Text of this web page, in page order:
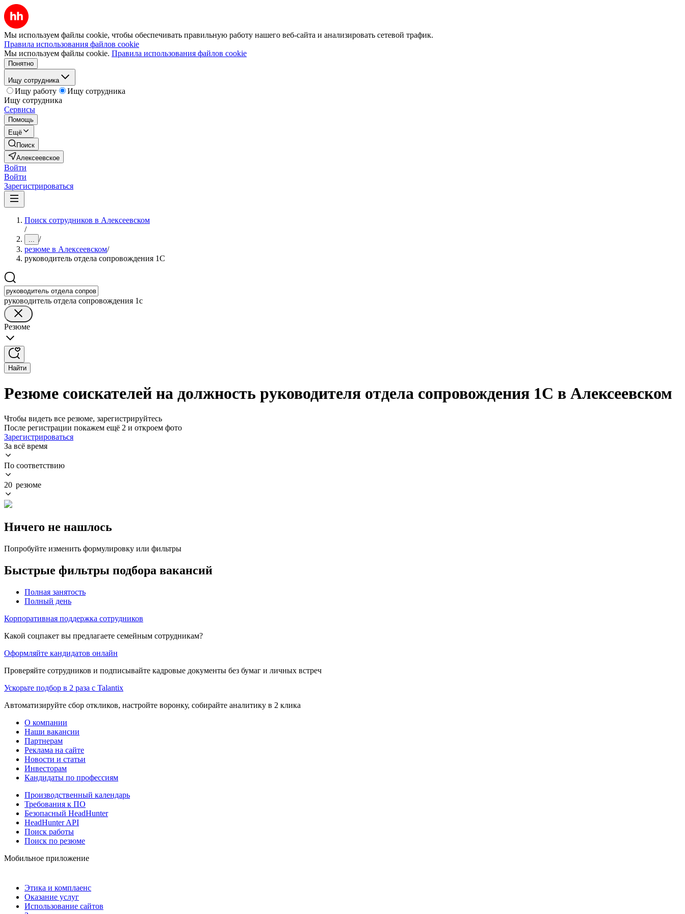
Мы используем файлы cookie, чтобы обеспечивать правильную работу нашего веб-сайта и анализировать сетевой трафик.
Правила использования файлов cookie
Мы используем файлы cookie. Правила использования файлов cookie
Понятно
Ищу сотрудника
Ищу работу
Ищу сотрудника
Ищу сотрудника
Сервисы
Помощь
Ещё
Поиск
Алексеевское
Войти
Войти
Зарегистрироваться
Поиск сотрудников в Алексеевском
/
... /
резюме в Алексеевском/
руководитель отдела сопровождения 1С
руководитель отдела сопровождения 1с
Резюме
Найти
Резюме соискателей на должность руководителя отдела сопровождения 1С в Алексеевском
Чтобы видеть все резюме, зарегистрируйтесь
После регистрации покажем ещё 2 и откроем фото
Зарегистрироваться
За всё время
По соответствию
20 резюме
Ничего не нашлось
Попробуйте изменить формулировку или фильтры
Быстрые фильтры подбора вакансий
Полная занятость
Полный день
Корпоративная поддержка сотрудников
Какой соцпакет вы предлагаете семейным сотрудникам?
Оформляйте кандидатов онлайн
Проверяйте сотрудников и подписывайте кадровые документы без бумаг и личных встреч
Ускорьте подбор в 2 раза с Talantix
Автоматизируйте сбор откликов, настройте воронку, собирайте аналитику в 2 клика
О компании
Наши вакансии
Партнерам
Реклама на сайте
Новости и статьи
Инвесторам
Кандидаты по профессиям
Производственный календарь
Требования к ПО
Безопасный HeadHunter
HeadHunter API
Поиск работы
Поиск по резюме
Мобильное приложение
Этика и комплаенс
Оказание услуг
Использование сайтов